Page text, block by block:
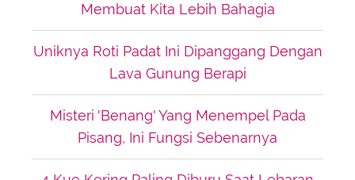
Membuat Kita Lebih Bahagia
Uniknya Roti Padat Ini Dipanggang Dengan
Lava Gunung Berapi
Misteri 'Benang' Yang Menempel Pada
Pisang, Ini Fungsi Sebenarnya